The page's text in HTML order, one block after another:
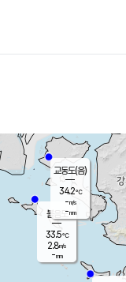
볼음도
33.5℃
2.8m/s
-mm
교동도(음)
34.2℃
-m/s
-mm